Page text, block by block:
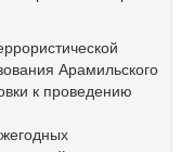
Арамильского
к проведению